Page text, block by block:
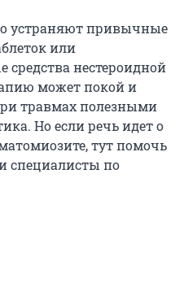
устраняют привычные
или
средства нестероидной
может покой и
травмах полезными
Но если речь идет о
тут помочь
специалисты по